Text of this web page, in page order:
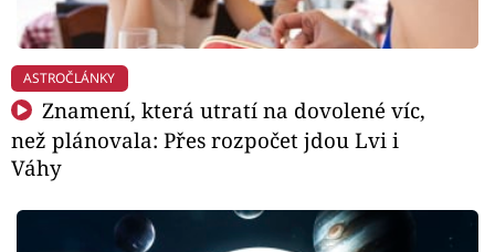
ASTROČLÁNKY
Znamení, která utratí na dovolené víc,
než plánovala: Přes rozpočet jdou Lvi i
Váhy